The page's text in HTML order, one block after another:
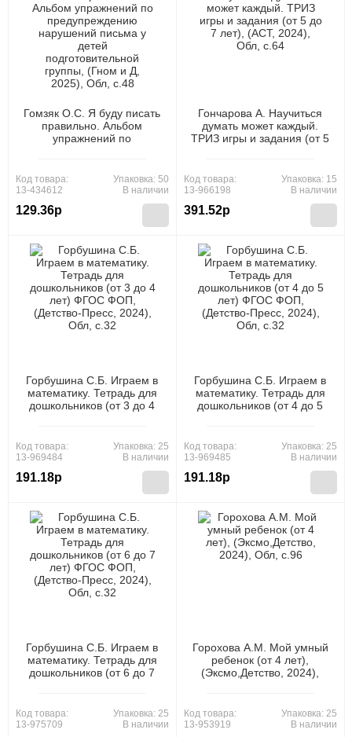
Гомзяк О.С. Я буду писать
правильно. Альбом
упражнений по
подготовительной группы,
(Гном и Д, 2025), Обл, c.48
Код товара:
13-434612
129.36р
Упаковка: 50
В наличии
Гончарова А. Научиться
думать может каждый.
ТРИЗ игры и задания (от 5
Код товара:
13-966198
391.52р
Упаковка: 15
В наличии
Горбушина С.Б. Играем в
математику. Тетрадь для
дошкольников (от 3 до 4
Код товара:
13-969484
191.18р
Упаковка: 25
В наличии
Горбушина С.Б. Играем в
математику. Тетрадь для
дошкольников (от 4 до 5
Код товара:
13-969485
191.18р
Упаковка: 25
В наличии
Горбушина С.Б. Играем в
математику. Тетрадь для
дошкольников (от 6 до 7
Код товара:
13-975709
Упаковка: 25
В наличии
Горохова А.М. Мой умный
ребенок (от 4 лет),
(Эксмо,Детство, 2024),
Код товара:
13-953919
Упаковка: 25
В наличии